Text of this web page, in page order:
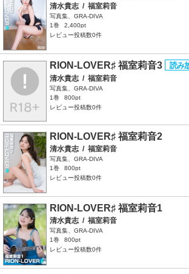
清水貴志 / 福室莉音
写真集、GRA-DIVA
1巻
2,400pt
レビュー投稿数0件
RION-LOVER♯ 福室莉音3
清水貴志 / 福室莉音
写真集、GRA-DIVA
1巻
800pt
レビュー投稿数0件
RION-LOVER♯ 福室莉音2
清水貴志 / 福室莉音
写真集、GRA-DIVA
1巻
800pt
レビュー投稿数0件
RION-LOVER♯ 福室莉音1
清水貴志 / 福室莉音
写真集、GRA-DIVA
1巻
800pt
レビュー投稿数0件